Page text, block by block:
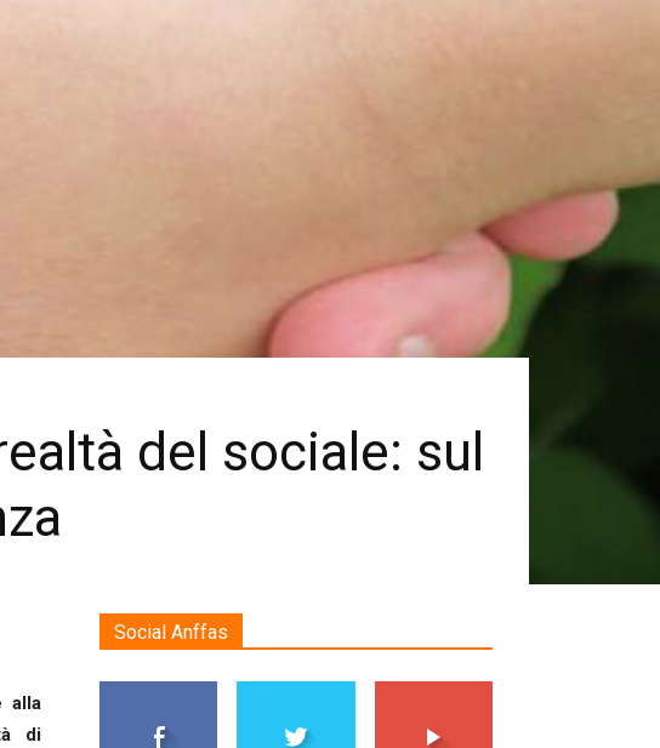
del sociale: sul
alla
di
Social Anffas